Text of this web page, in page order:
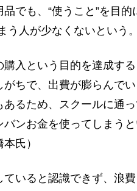
でも、“使うこと”を目的
う人が少なくないという。
購入という目的を達成す
がちで、出費が膨らんで
あるため、スクールに通
ンお金を使ってしまう
氏）
いると認識できず、浪